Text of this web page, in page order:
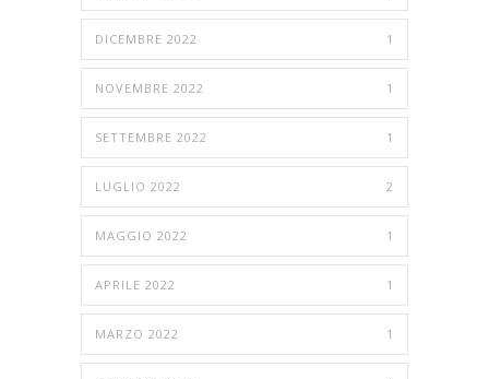
DICEMBRE 2022 1
NOVEMBRE 2022 1
SETTEMBRE 2022 1
LUGLIO 2022 2
MAGGIO 2022 1
APRILE 2022 1
MARZO 2022 1